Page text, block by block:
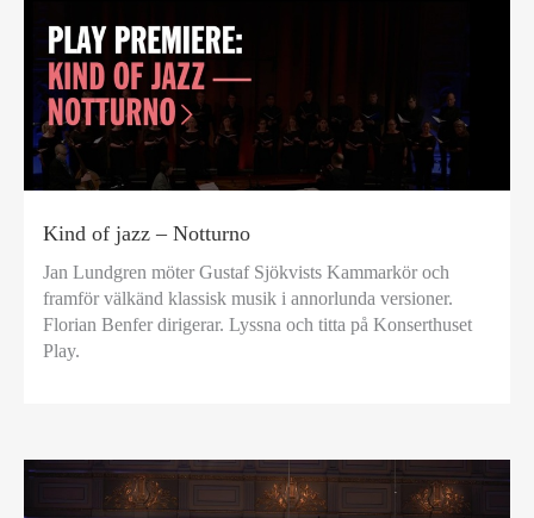
Kind of jazz – Notturno
Jan Lundgren möter Gustaf Sjökvists Kammarkör och
framför välkänd klassisk musik i annorlunda versioner.
Florian Benfer dirigerar. Lyssna och titta på Konserthuset
Play.